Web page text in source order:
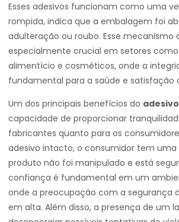
Esses adesivos funcionam como uma
rompida, indica que a embalagem foi
adulteração ou roubo. Esse mecanismo
especialmente crucial em setores
alimentício e cosméticos, onde a
fundamental para a saúde e satisfação
Um dos principais benefícios do
capacidade de proporcionar
fabricantes quanto para os
adesivo intacto, o consumidor tem uma
produto não foi manipulado e está
confiança é fundamental em um
onde a preocupação com a segurança
em alta. Além disso, a presença de um